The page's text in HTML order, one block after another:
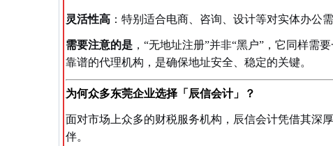
灵活性高：特别适合电商、咨询、设计等对实体办公需
需要注意的是，“无地址注册”并非“黑户”，它同样需
靠谱的代理机构，是确保地址安全、稳定的关键。
为何众多东莞企业选择「辰信会计」？
面对市场上众多的财税服务机构，辰信会计凭借其深
伴。